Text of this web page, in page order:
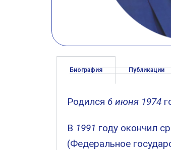
Биография Публикации
Родился 6 июня 1974
В 1991 году окончил
(Федеральное